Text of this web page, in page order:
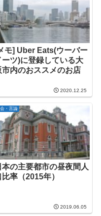
モ] Uber Eats(ウーバー
ーツ)に登録している大
市内のおススメのお店
2020.12.25
・言論
本の主要都市の昼夜間人
比率（2015年）
2019.06.05